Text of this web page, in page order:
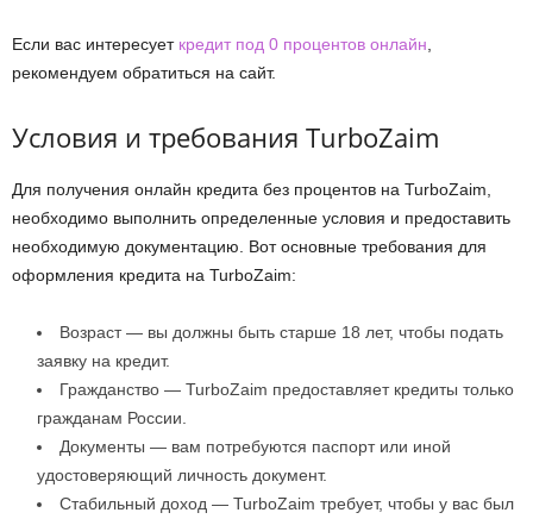
Если вас интересует кредит под 0 процентов онлайн
рекомендуем обратиться на сайт.
Условия и требования TurboZaim
Для получения онлайн кредита без процентов на TurboZaim,
необходимо выполнить определенные условия и предоставить
необходимую документацию. Вот основные требования для
оформления кредита на TurboZaim:
Возраст — вы должны быть старше 18 лет, чтобы подать
заявку на кредит.
Гражданство — TurboZaim предоставляет кредиты только
гражданам России.
Документы — вам потребуются паспорт или иной
удостоверяющий личность документ.
Стабильный доход — TurboZaim требует, чтобы у вас был